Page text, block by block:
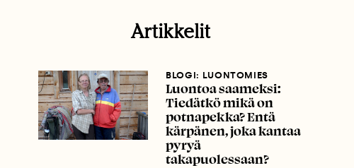
Artikkelit
BLOGI: LUONTOMIES
Luontoa saameksi:
Tiedätkö mikä on
potnapekka? Entä
kärpänen, joka kantaa
pyryä
takapuolessaan?